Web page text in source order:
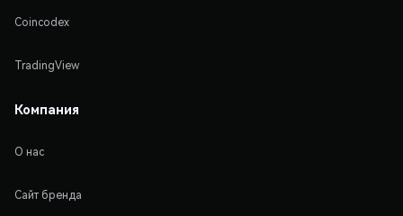
Coincodex
TradingView
Компания
О нас
Сайт бренда